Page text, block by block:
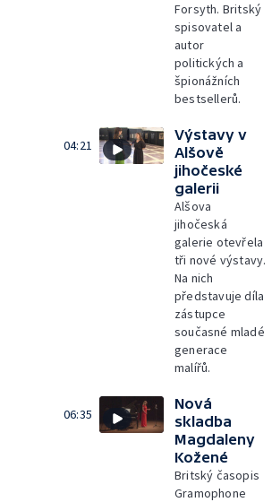
Forsyth. Britský
spisovatel a
autor
politických a
špionážních
bestsellerů.
04:21
Výstavy v
Alšově
jihočeské
galerii
Alšova
jihočeská
galerie otevřela
tři nové výstavy.
Na nich
představuje díla
zástupce
současné mladé
generace
malířů.
06:35
Nová
skladba
Magdaleny
Kožené
Britský časopis
Gramophone